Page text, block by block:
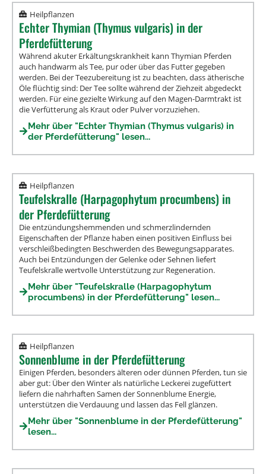
Heilpflanzen
Echter Thymian (Thymus vulgaris) in der
Pferdefütterung
Während akuter Erkältungskrankheit kann Thymian Pferden
auch handwarm als Tee, pur oder über das Futter gegeben
werden. Bei der Teezubereitung ist zu beachten, dass ätherische
Öle flüchtig sind: Der Tee sollte während der Ziehzeit abgedeckt
werden. Für eine gezielte Wirkung auf den Magen-Darmtrakt ist
die Verfütterung als Kraut oder Pulver vorzuziehen.
Mehr über "Echter Thymian (Thymus vulgaris) in
der Pferdefütterung" lesen...
Heilpflanzen
Teufelskralle (Harpagophytum procumbens) in
der Pferdefütterung
Die entzündungshemmenden und schmerzlindernden
Eigenschaften der Pflanze haben einen positiven Einfluss bei
verschleißbedingten Beschwerden des Bewegungsapparates.
Auch bei Entzündungen der Gelenke oder Sehnen liefert
Teufelskralle wertvolle Unterstützung zur Regeneration.
Mehr über "Teufelskralle (Harpagophytum
procumbens) in der Pferdefütterung" lesen...
Heilpflanzen
Sonnenblume in der Pferdefütterung
Einigen Pferden, besonders älteren oder dünnen Pferden, tun sie
aber gut: Über den Winter als natürliche Leckerei zugefüttert
liefern die nahrhaften Samen der Sonnenblume Energie,
unterstützen die Verdauung und lassen das Fell glänzen.
Mehr über "Sonnenblume in der Pferdefütterung"
lesen...